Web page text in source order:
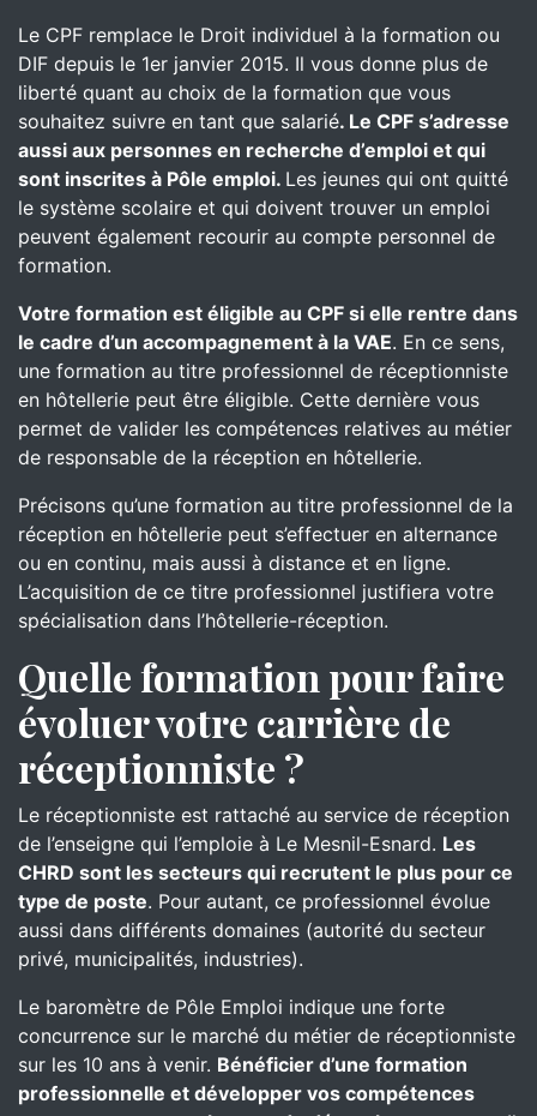
Le CPF remplace le Droit individuel à la formation ou
DIF depuis le 1er janvier 2015. Il vous donne plus de
liberté quant au choix de la formation que vous
souhaitez suivre en tant que salarié. Le CPF s’adresse
aussi aux personnes en recherche d’emploi et qui
sont inscrites à Pôle emploi. Les jeunes qui ont quitté
le système scolaire et qui doivent trouver un emploi
peuvent également recourir au compte personnel de
formation.
Votre formation est éligible au CPF si elle rentre dans
le cadre d’un accompagnement à la VAE. En ce sens,
une formation au titre professionnel de réceptionniste
en hôtellerie peut être éligible. Cette dernière vous
permet de valider les compétences relatives au métier
de responsable de la réception en hôtellerie.
Précisons qu’une formation au titre professionnel de la
réception en hôtellerie peut s’effectuer en alternance
ou en continu, mais aussi à distance et en ligne.
L’acquisition de ce titre professionnel justifiera votre
spécialisation dans l’hôtellerie-réception.
Quelle formation pour faire
évoluer votre carrière de
réceptionniste ?
Le réceptionniste est rattaché au service de réception
de l’enseigne qui l’emploie à Le Mesnil-Esnard. Les
CHRD sont les secteurs qui recrutent le plus pour ce
type de poste. Pour autant, ce professionnel évolue
aussi dans différents domaines (autorité du secteur
privé, municipalités, industries).
Le baromètre de Pôle Emploi indique une forte
concurrence sur le marché du métier de réceptionniste
sur les 10 ans à venir. Bénéficier d’une formation
professionnelle et développer vos compétences